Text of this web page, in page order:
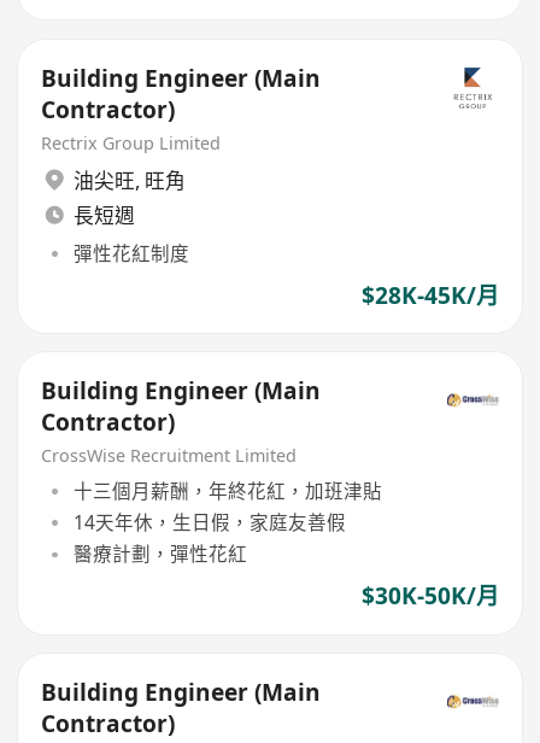
Building Engineer (Main
Contractor)
Rectrix Group Limited
油尖旺, 旺角
長短週
彈性花紅制度
$28K-45K/月
Building Engineer (Main
Contractor)
CrossWise Recruitment Limited
十三個月薪酬，年終花紅，加班津貼
14天年休，生日假，家庭友善假
醫療計劃，彈性花紅
$30K-50K/月
Building Engineer (Main
Contractor)